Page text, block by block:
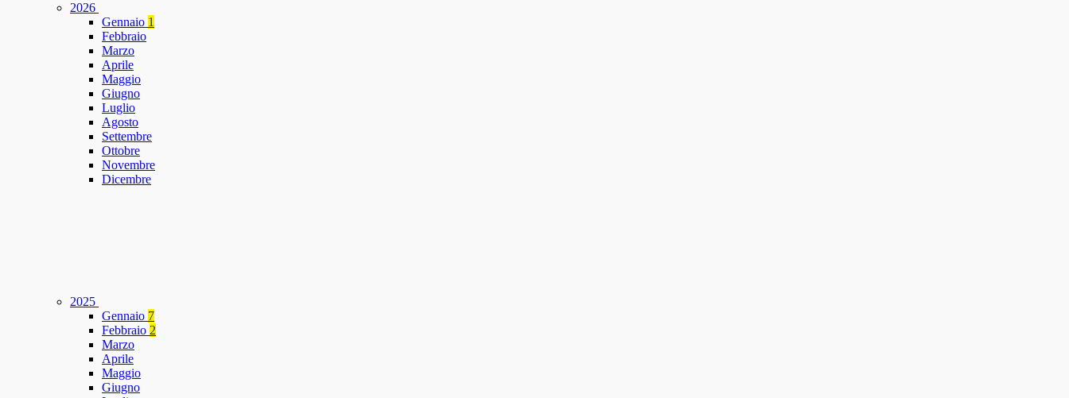
2026
Gennaio 1
Febbraio
Marzo
Aprile
Maggio
Giugno
Luglio
Agosto
Settembre
Ottobre
Novembre
Dicembre
2025
Gennaio 7
Febbraio 2
Marzo
Aprile
Maggio
Giugno